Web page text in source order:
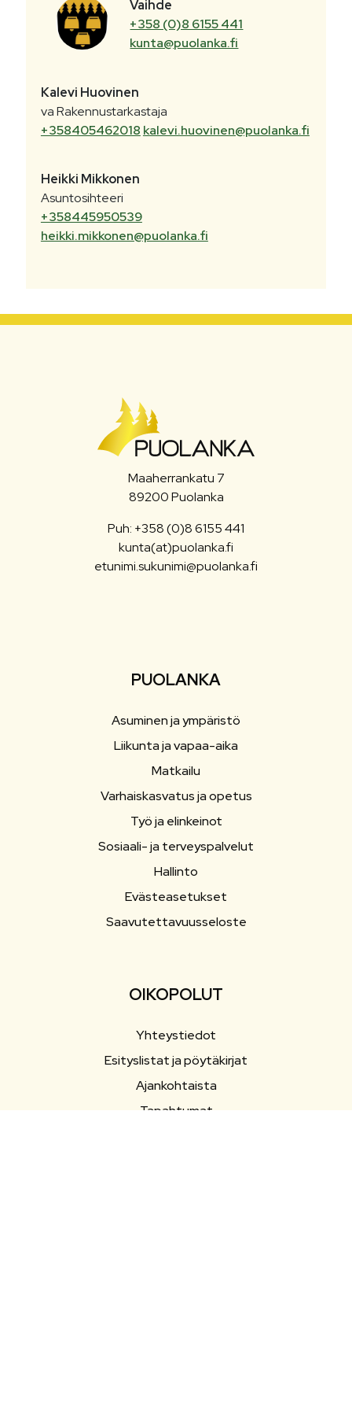
Vaihde
+358 (0)8 6155 441
kunta@puolanka.fi
Kalevi Huovinen
va Rakennustarkastaja
+358405462018 kalevi.huovinen@puolanka.fi
Heikki Mikkonen
Asuntosihteeri
+358445950539
heikki.mikkonen@puolanka.fi
Maaherrankatu 7
89200 Puolanka
Puh: +358 (0)8 6155 441
kunta(at)puolanka.fi
etunimi.sukunimi@puolanka.fi
PUOLANKA
Asuminen ja ympäristö
Liikunta ja vapaa-aika
Matkailu
Varhaiskasvatus ja opetus
Työ ja elinkeinot
Sosiaali- ja terveyspalvelut
Hallinto
Evästeasetukset
Saavutettavuusseloste
OIKOPOLUT
Yhteystiedot
Esityslistat ja pöytäkirjat
Ajankohtaista
Tapahtumat